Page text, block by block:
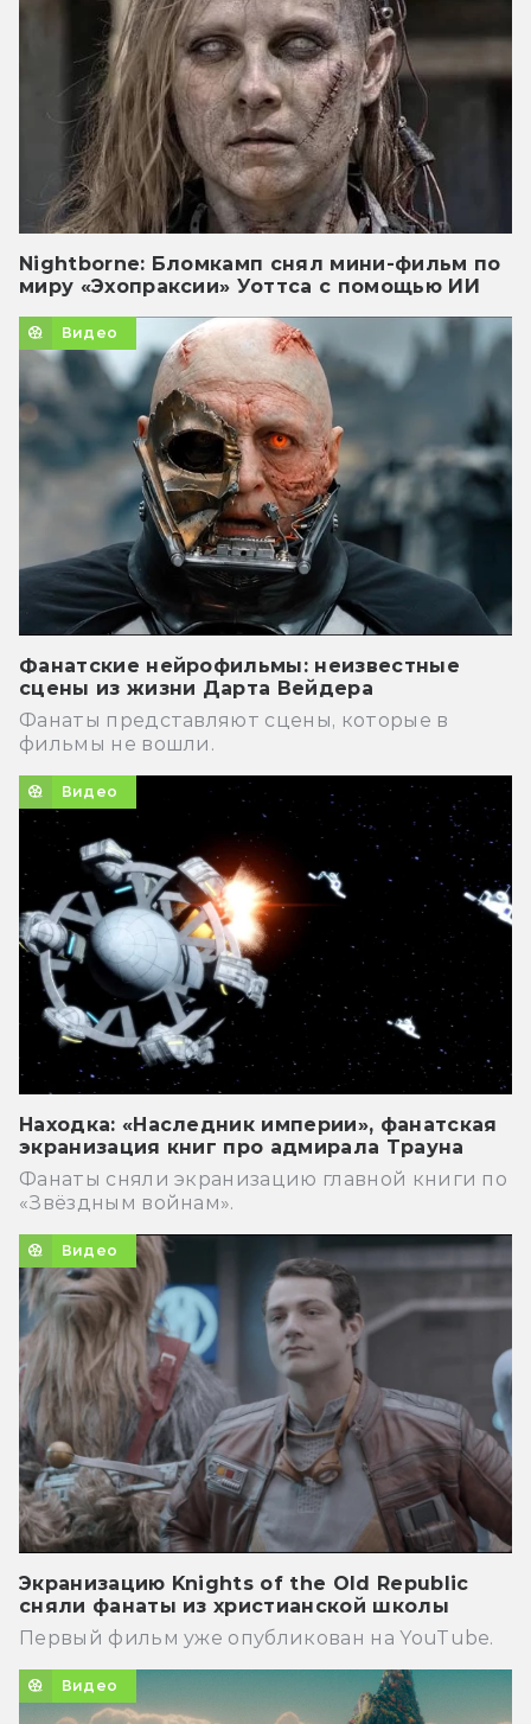
Nightborne: Бломкамп снял мини-фильм по
миру «Эхопраксии» Уоттса с помощью ИИ
Видео
Фанатские нейрофильмы: неизвестные
сцены из жизни Дарта Вейдера
Фанаты представляют сцены, которые в
фильмы не вошли.
Видео
Находка: «Наследник империи», фанатская
экранизация книг про адмирала Трауна
Фанаты сняли экранизацию главной книги по
«Звёздным войнам».
Видео
Экранизацию Knights of the Old Republic
сняли фанаты из христианской школы
Первый фильм уже опубликован на YouTube.
Видео